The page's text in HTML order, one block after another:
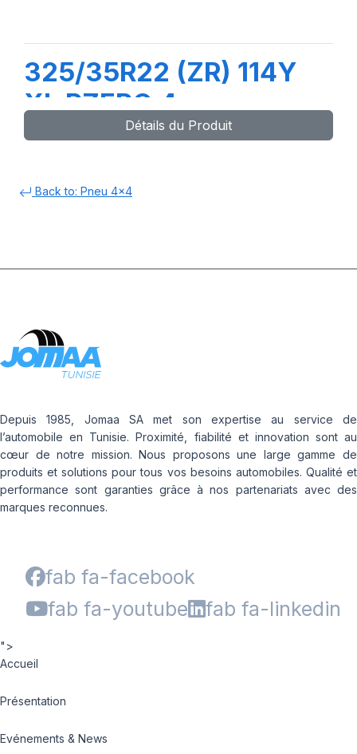
325/35R22 (ZR) 114Y
XL PZERO 4
Détails du Produit
Back to: Pneu 4x4
Depuis 1985, Jomaa SA met son expertise au service de
l’automobile en Tunisie. Proximité, fiabilité et innovation sont au
cœur de notre mission. Nous proposons une large gamme de
produits et solutions pour tous vos besoins automobiles. Qualité et
performance sont garanties grâce à nos partenariats avec des
marques reconnues.
fab fa-facebook
fab fa-youtube
fab fa-linkedin
">
Accueil
Présentation
Evénements & News